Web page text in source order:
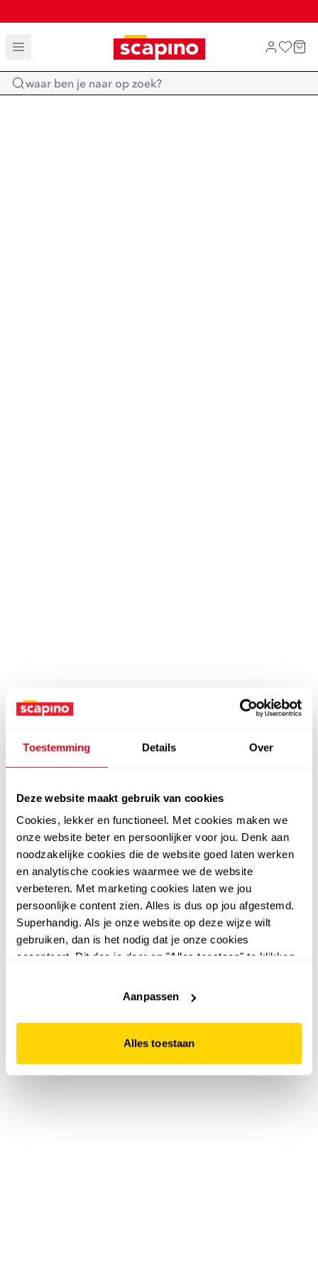
Toestemming Details Over
Deze website maakt gebruik van cookies
Cookies, lekker en functioneel. Met cookies maken we
onze website beter en persoonlijker voor jou. Denk aan
noodzakelijke cookies die de website goed laten werken
en analytische cookies waarmee we de website
verbeteren. Met marketing cookies laten we jou
persoonlijke content zien. Alles is dus op jou afgestemd.
Superhandig. Als je onze website op deze wijze wilt
gebruiken, dan is het nodig dat je onze cookies
accepteert. Dit doe je door op "Alles toestaan" te klikken.
website niet optimaal functioneert.
Aanpassen
Alles toestaan
TOT 70% KORTING OP SALE
SHOP NIEUW
Home